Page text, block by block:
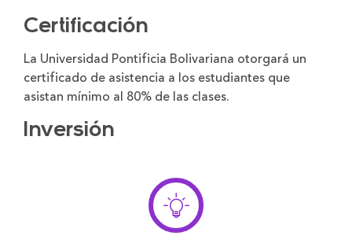
Certificación
La Universidad Pontificia Bolivariana otorgará un
certificado de asistencia a los estudiantes que
asistan mínimo al 80% de las clases.
Inversión